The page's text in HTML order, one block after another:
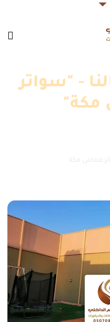
- "سواتر
مكة"
قماش مكة